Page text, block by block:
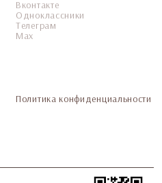
Вконтакте
Одноклассники
Телеграм
Мax
Политика конфиденциальности